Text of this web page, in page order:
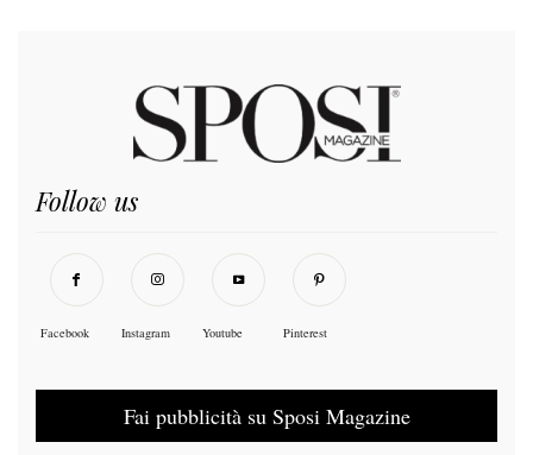
Follow us
Facebook Instagram Youtube Pinterest
Fai pubblicità su Sposi Magazine